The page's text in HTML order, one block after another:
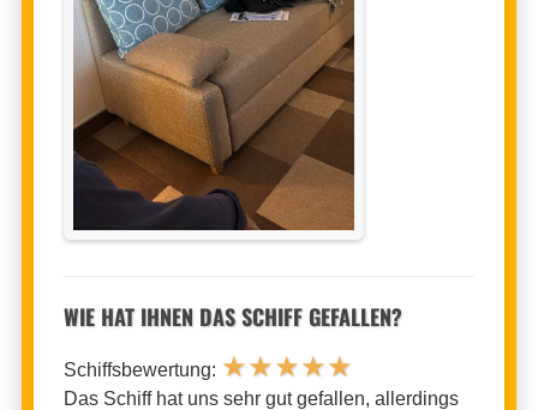
WIE HAT IHNEN DAS SCHIFF GEFALLEN?
Schiffsbewertung: ★★★★★
Das Schiff hat uns sehr gut gefallen, allerdings